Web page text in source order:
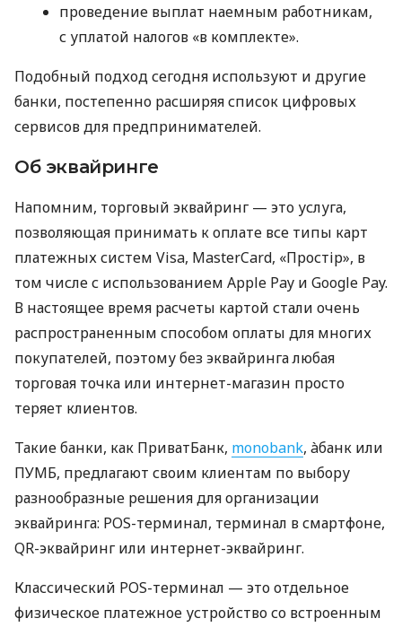
проведение выплат наемным работникам,
с уплатой налогов «в комплекте».
Подобный подход сегодня используют и другие
банки, постепенно расширяя список цифровых
сервисов для предпринимателей.
Об эквайринге
Напомним, торговый эквайринг — это услуга,
позволяющая принимать к оплате все типы карт
платежных систем Visa, MasterCard, «Простір», в
том числе с использованием Apple Pay и Google Pay.
В настоящее время расчеты картой стали очень
распространенным способом оплаты для многих
покупателей, поэтому без эквайринга любая
торговая точка или интернет-магазин просто
теряет клиентов.
Такие банки, как ПриватБанк, monobank, àбанк или
ПУМБ, предлагают своим клиентам по выбору
разнообразные решения для организации
эквайринга: POS-терминал, терминал в смартфоне,
QR-эквайринг или интернет-эквайринг.
Классический POS-терминал — это отдельное
физическое платежное устройство со встроенным